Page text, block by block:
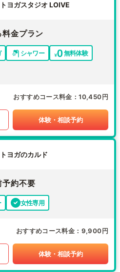
ヨガスタジオ LOIVE
料金プラン
シャワー
無料体験
おすすめコース料金 10,450円
体験・相談予約
ヨガのカルド
予約不要
女性専用
おすすめコース料金 9,900円
体験・相談予約